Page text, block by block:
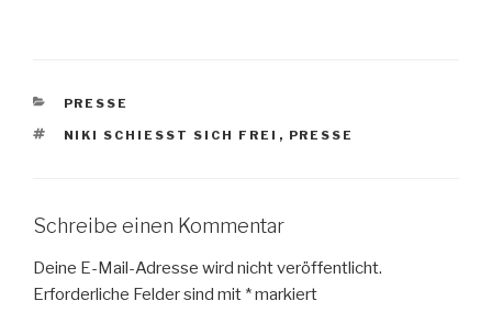
KATEGORIEN
PRESSE
SCHLAGWÖRTER
NIKI SCHIESST SICH FREI , PRESSE
Schreibe einen Kommentar
Deine E-Mail-Adresse wird nicht veröffentlicht.
Erforderliche Felder sind mit *markiert